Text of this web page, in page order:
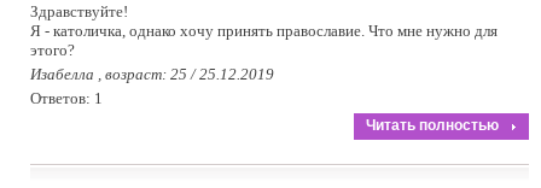
Здравствуйте!
Я - католичка, однако хочу принять православие. Что мне нужно для
этого?
Изабелла , возраст: 25 / 25.12.2019
Ответов: 1
Читать полностью